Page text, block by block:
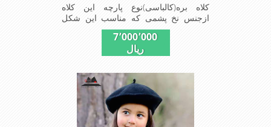
کلاه بره(کالباسی)نوع پارچه این کلاه
ازجنس نخ پشمی که مناسب این شکل
ازکلاه است شیک و مناسب افراد خوش
پوش جنس عالی ,بافتی مناسب , سبکی,
خوش فرمی از دیگر خصوصیات این کلاه
7٬000٬000
ریال